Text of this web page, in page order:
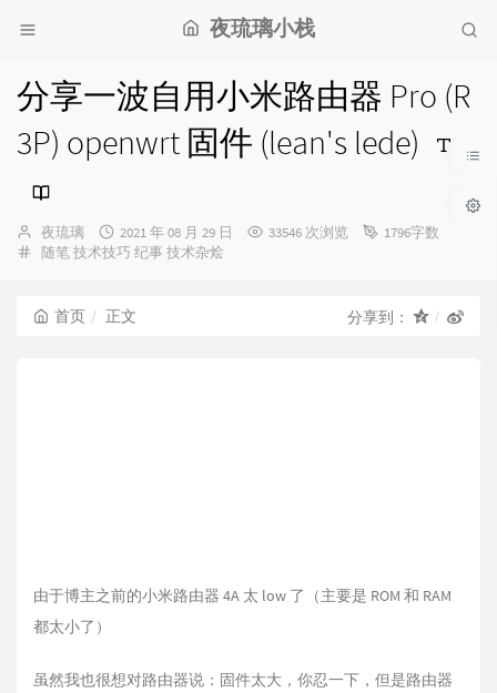
夜琉璃小栈
分享一波自用小米路由器 Pro (R
3P) openwrt 固件 (lean's lede)
博
主：
夜琉璃
发
布
2021 年 08 月 29 日 33546 次浏览
1796字数
分
随笔技术技巧 纪事 技术杂烩
首页 正文 分享到：
由于博主之前的小米路由器 4A 太 low 了（主要是 ROM 和 RAM
都太小了）
虽然我也很想对路由器说：固件太大，你忍一下，但是路由器